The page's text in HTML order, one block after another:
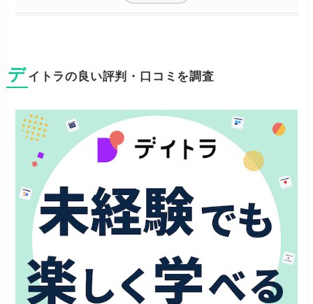
デイトラの良い評判・口コミを調査